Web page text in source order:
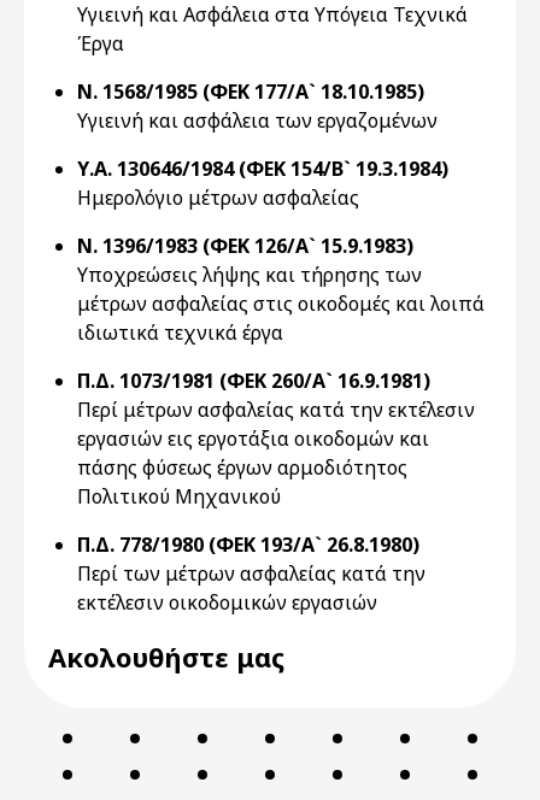
Υγιεινή και Ασφάλεια στα Υπόγεια Τεχνικά
Έργα
Ν. 1568/1985 (ΦΕΚ 177/Α` 18.10.1985)
Υγιεινή και ασφάλεια των εργαζομένων
Υ.Α. 130646/1984 (ΦΕΚ 154/Β` 19.3.1984)
Ημερολόγιο μέτρων ασφαλείας
Ν. 1396/1983 (ΦΕΚ 126/Α` 15.9.1983)
Υποχρεώσεις λήψης και τήρησης των
μέτρων ασφαλείας στις οικοδομές και λοιπά
ιδιωτικά τεχνικά έργα
Π.Δ. 1073/1981 (ΦΕΚ 260/Α` 16.9.1981)
Περί μέτρων ασφαλείας κατά την εκτέλεσιν
εργασιών εις εργοτάξια οικοδομών και
πάσης φύσεως έργων αρμοδιότητος
Πολιτικού Μηχανικού
Π.Δ. 778/1980 (ΦΕΚ 193/Α` 26.8.1980)
Περί των μέτρων ασφαλείας κατά την
εκτέλεσιν οικοδομικών εργασιών
Ακολουθήστε μας